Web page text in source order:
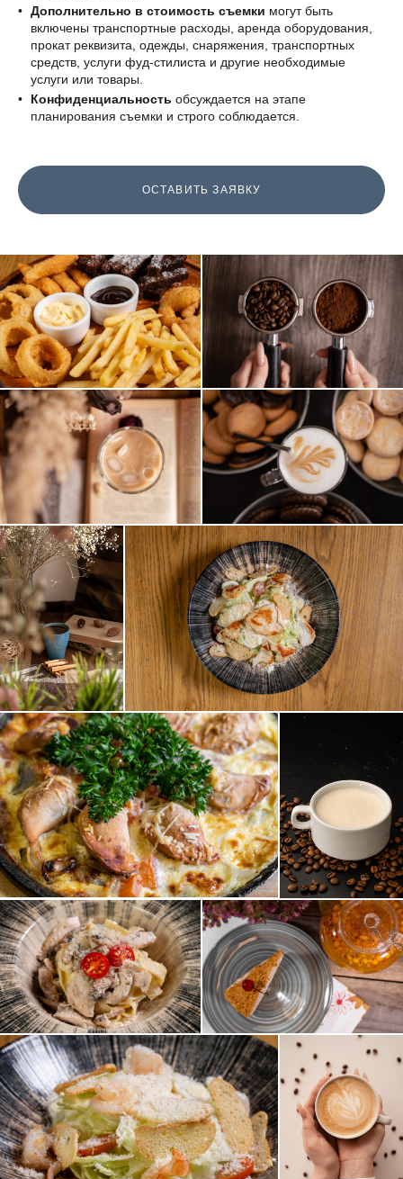
Дополнительно в стоимость съемки могут быть
включены транспортные расходы, аренда оборудования,
прокат реквизита, одежды, снаряжения, транспортных
средств, услуги фуд-стилиста и другие необходимые
услуги или товары.
Конфиденциальность обсуждается на этапе
планирования съемки и строго соблюдается.
ОСТАВИТЬ ЗАЯВКУ